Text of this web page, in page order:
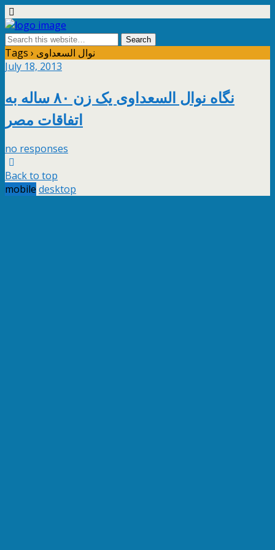
Tags › نوال السعداوی
July 18, 2013
نگاه نوال السعداوی يک زن ۸۰ ساله به
اتفاقات مصر
no responses
Back to top
mobile desktop